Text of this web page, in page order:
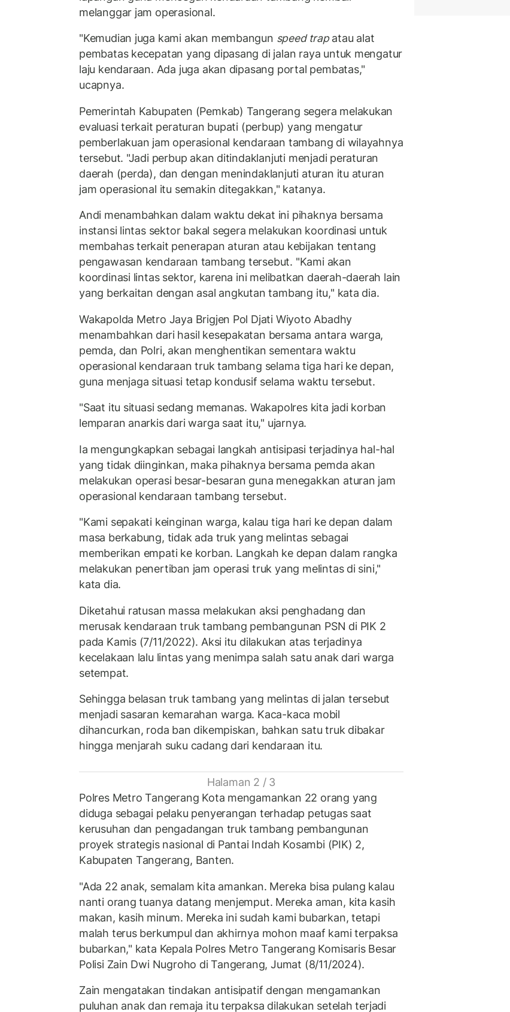
melanggar jam operasional.
"Kemudian juga kami akan membangun speed trapatau alat
pembatas kecepatan yang dipasang di jalan raya untuk mengatur
laju kendaraan. Ada juga akan dipasang portal pembatas,"
ucapnya.
Pemerintah Kabupaten (Pemkab) Tangerang segera melakukan
evaluasi terkait peraturan bupati (perbup) yang mengatur
pemberlakuan jam operasional kendaraan tambang di wilayahnya
tersebut. "Jadi perbup akan ditindaklanjuti menjadi peraturan
daerah (perda), dan dengan menindaklanjuti aturan itu aturan
jam operasional itu semakin ditegakkan," katanya.
Andi menambahkan dalam waktu dekat ini pihaknya bersama
instansi lintas sektor bakal segera melakukan koordinasi untuk
membahas terkait penerapan aturan atau kebijakan tentang
pengawasan kendaraan tambang tersebut. "Kami akan
koordinasi lintas sektor, karena ini melibatkan daerah-daerah lain
yang berkaitan dengan asal angkutan tambang itu," kata dia.
Wakapolda Metro Jaya Brigjen Pol Djati Wiyoto Abadhy
menambahkan dari hasil kesepakatan bersama antara warga,
pemda, dan Polri, akan menghentikan sementara waktu
operasional kendaraan truk tambang selama tiga hari ke depan,
guna menjaga situasi tetap kondusif selama waktu tersebut.
"Saat itu situasi sedang memanas. Wakapolres kita jadi korban
lemparan anarkis dari warga saat itu," ujarnya.
Ia mengungkapkan sebagai langkah antisipasi terjadinya hal-hal
yang tidak diinginkan, maka pihaknya bersama pemda akan
melakukan operasi besar-besaran guna menegakkan aturan jam
operasional kendaraan tambang tersebut.
"Kami sepakati keinginan warga, kalau tiga hari ke depan dalam
masa berkabung, tidak ada truk yang melintas sebagai
memberikan empati ke korban. Langkah ke depan dalam rangka
melakukan penertiban jam operasi truk yang melintas di sini,"
kata dia.
Diketahui ratusan massa melakukan aksi penghadang dan
merusak kendaraan truk tambang pembangunan PSN di PIK 2
pada Kamis (7/11/2022). Aksi itu dilakukan atas terjadinya
kecelakaan lalu lintas yang menimpa salah satu anak dari warga
setempat.
Sehingga belasan truk tambang yang melintas di jalan tersebut
menjadi sasaran kemarahan warga. Kaca-kaca mobil
dihancurkan, roda ban dikempiskan, bahkan satu truk dibakar
hingga menjarah suku cadang dari kendaraan itu.
Halaman 2 / 3
Polres Metro Tangerang Kota mengamankan 22 orang yang
diduga sebagai pelaku penyerangan terhadap petugas saat
kerusuhan dan pengadangan truk tambang pembangunan
proyek strategis nasional di Pantai Indah Kosambi (PIK) 2,
Kabupaten Tangerang, Banten.
"Ada 22 anak, semalam kita amankan. Mereka bisa pulang kalau
nanti orang tuanya datang menjemput. Mereka aman, kita kasih
makan, kasih minum. Mereka ini sudah kami bubarkan, tetapi
malah terus berkumpul dan akhirnya mohon maaf kami terpaksa
bubarkan," kata Kepala Polres Metro Tangerang Komisaris Besar
Polisi Zain Dwi Nugroho di Tangerang, Jumat (8/11/2024).
Zain mengatakan tindakan antisipatif dengan mengamankan
puluhan anak dan remaja itu terpaksa dilakukan setelah terjadi